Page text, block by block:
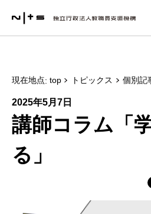
現在地点 top トピックス 個別記
2025年5月7日
講師コラム「
る」